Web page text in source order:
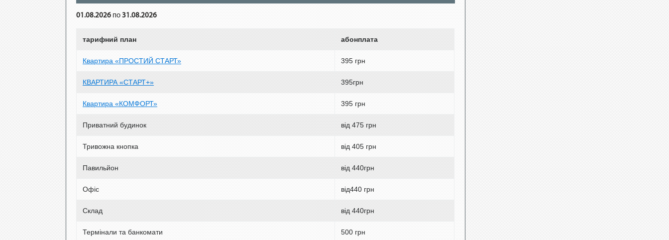
01.08.2026 по 31.08.2026
тарифний план абонплата
Квартира «ПРОСТИЙ СТАРТ» 395 грн
КВАРТИРА «СТАРТ+» 395грн
Квартира «КОМФОРТ» 395 грн
Приватний будинок від 475 грн
Тривожна кнопка від 405 грн
Павильйон від 440грн
Офіс від440 грн
Склад від 440грн
Термінали та банкомати 500 грн